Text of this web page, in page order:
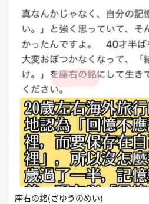
座右の銘(ざゆうのめい)